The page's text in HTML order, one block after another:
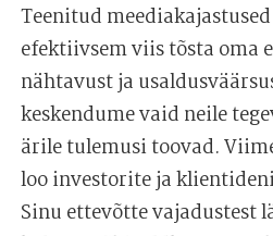
Teenitud
efektiivsem viis tõsta oma
nähtavust ja
keskendume vaid neile
ärile tulemusi toovad.
loo investorite ja
Sinu ettevõtte vajadustest